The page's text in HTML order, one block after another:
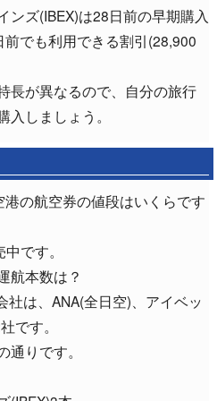
ンズ(IBEX)は28日前の早期購入
でも利用できる割引(28,900
長が異なるので、自分の旅行
しましょう。
の航空券の値段はいくらです
です。
航本数は？
は、ANA(全日空)、アイベッ
です。
りです。